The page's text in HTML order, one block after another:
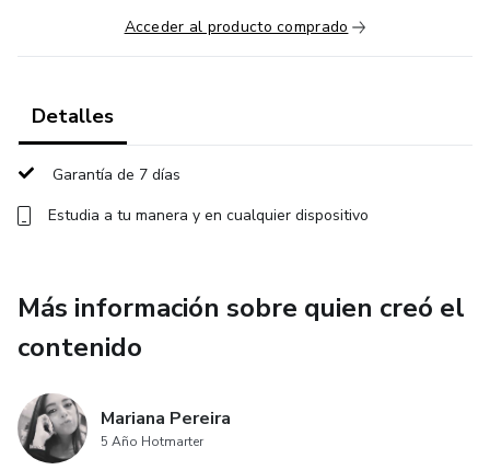
Acceder al producto comprado
Detalles
Garantía de 7 días
Estudia a tu manera y en cualquier dispositivo
Más información sobre quien creó el
contenido
Mariana Pereira
5 Año Hotmarter